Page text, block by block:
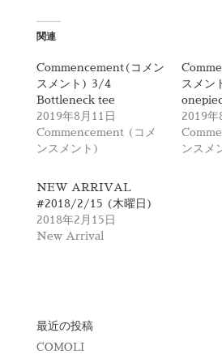
t
e
r
で
共
有
(
新
ウ
ィ
ン
ド
ウ
で
共
有
す
る
に
は
ク
て
く
だ
さ
い
関連
Commencement(コメン
スメント) 3/4
Bottleneck tee
2019年8月11日
Commencement (コメ
ンスメント)
スメン
2019年
ンスメ
NEW ARRIVAL
#2018/2/15 (木曜日)
2018年2月15日
New Arrival
最近の投稿
COMOLI